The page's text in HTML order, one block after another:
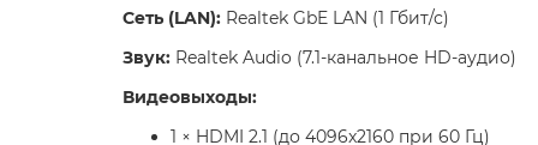
Сеть (LAN): Realtek GbE LAN (1 Гбит/с)
Звук: Realtek Audio (7.1-канальное HD-аудио)
Видеовыходы:
1 × HDMI 2.1 (до 4096x2160 при 60 Гц)